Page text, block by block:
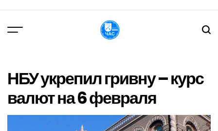
вмісту
НБУ укрепил гривну – курс
валют на 6 февраля